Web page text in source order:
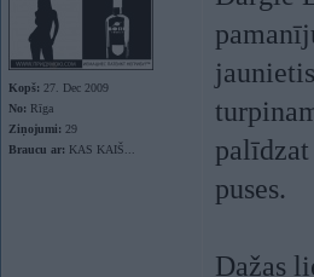
Kopš: 27. Dec 2009
No: Rīga
Ziņojumi: 29
Braucu ar: KAS KAIŠ...
puses.
Dažas